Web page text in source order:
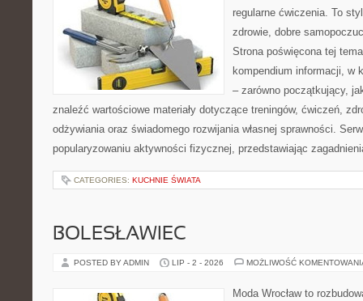
regularne ćwiczenia. To
zdrowie, dobre
Strona poświęcona tej
kompendium informacji, w
– zarówno początkujący,
znaleźć wartościowe materiały dotyczące treningów, ćwiczeń,
odżywiania oraz świadomego rozwijania własnej sprawności.
popularyzowaniu aktywności fizycznej, przedstawiając
CATEGORIES: KUCHNIE ŚWIATA
BOLESŁAWIEC
POSTED BY ADMIN LIP - 2 - 2026 MOŻLIWOŚĆ
Moda Wrocław to